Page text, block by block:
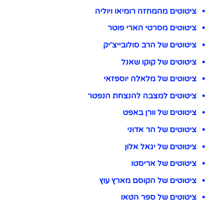
ציטוטים מהמחזה רומיאו ויוליה
ציטוטים מסרטי הארי פוטר
ציטוטים של הרב סולובייצ'יק
ציטוטים של קוקו שאנל
ציטוטים של מלאלה יוספזאי
ציטוטים למצבה להנצחת הנפטר
ציטוטים של וורן באפט
ציטוטים של הר אדוני
ציטוטים של יגאל אלון
ציטוטים של אריסטו
ציטוטים של הקוסם מארץ עוץ
ציטוטים של ספר הטאו